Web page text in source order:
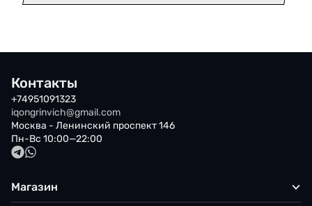
Контакты
+74951091323
iqongrinvich@gmail.com
Москва - Ленинский проспект 146
Пн-Вс 10:00—22:00
Магазин